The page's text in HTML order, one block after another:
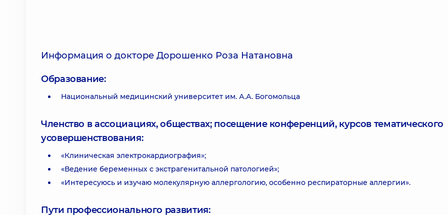
Информация о докторе Дорошенко Роза Натановна
Образование:
Национальный медицинский университет им. А.А. Богомольца
Членство в ассоциациях, обществах; посещение конференций, курсов тематического
усовершенствования:
«Клиническая электрокардиография»;
«Ведение беременных с экстрагенитальной патологией»;
«Интересуюсь и изучаю молекулярную аллергологию, особенно респираторные аллергии».
Пути профессионального развития: